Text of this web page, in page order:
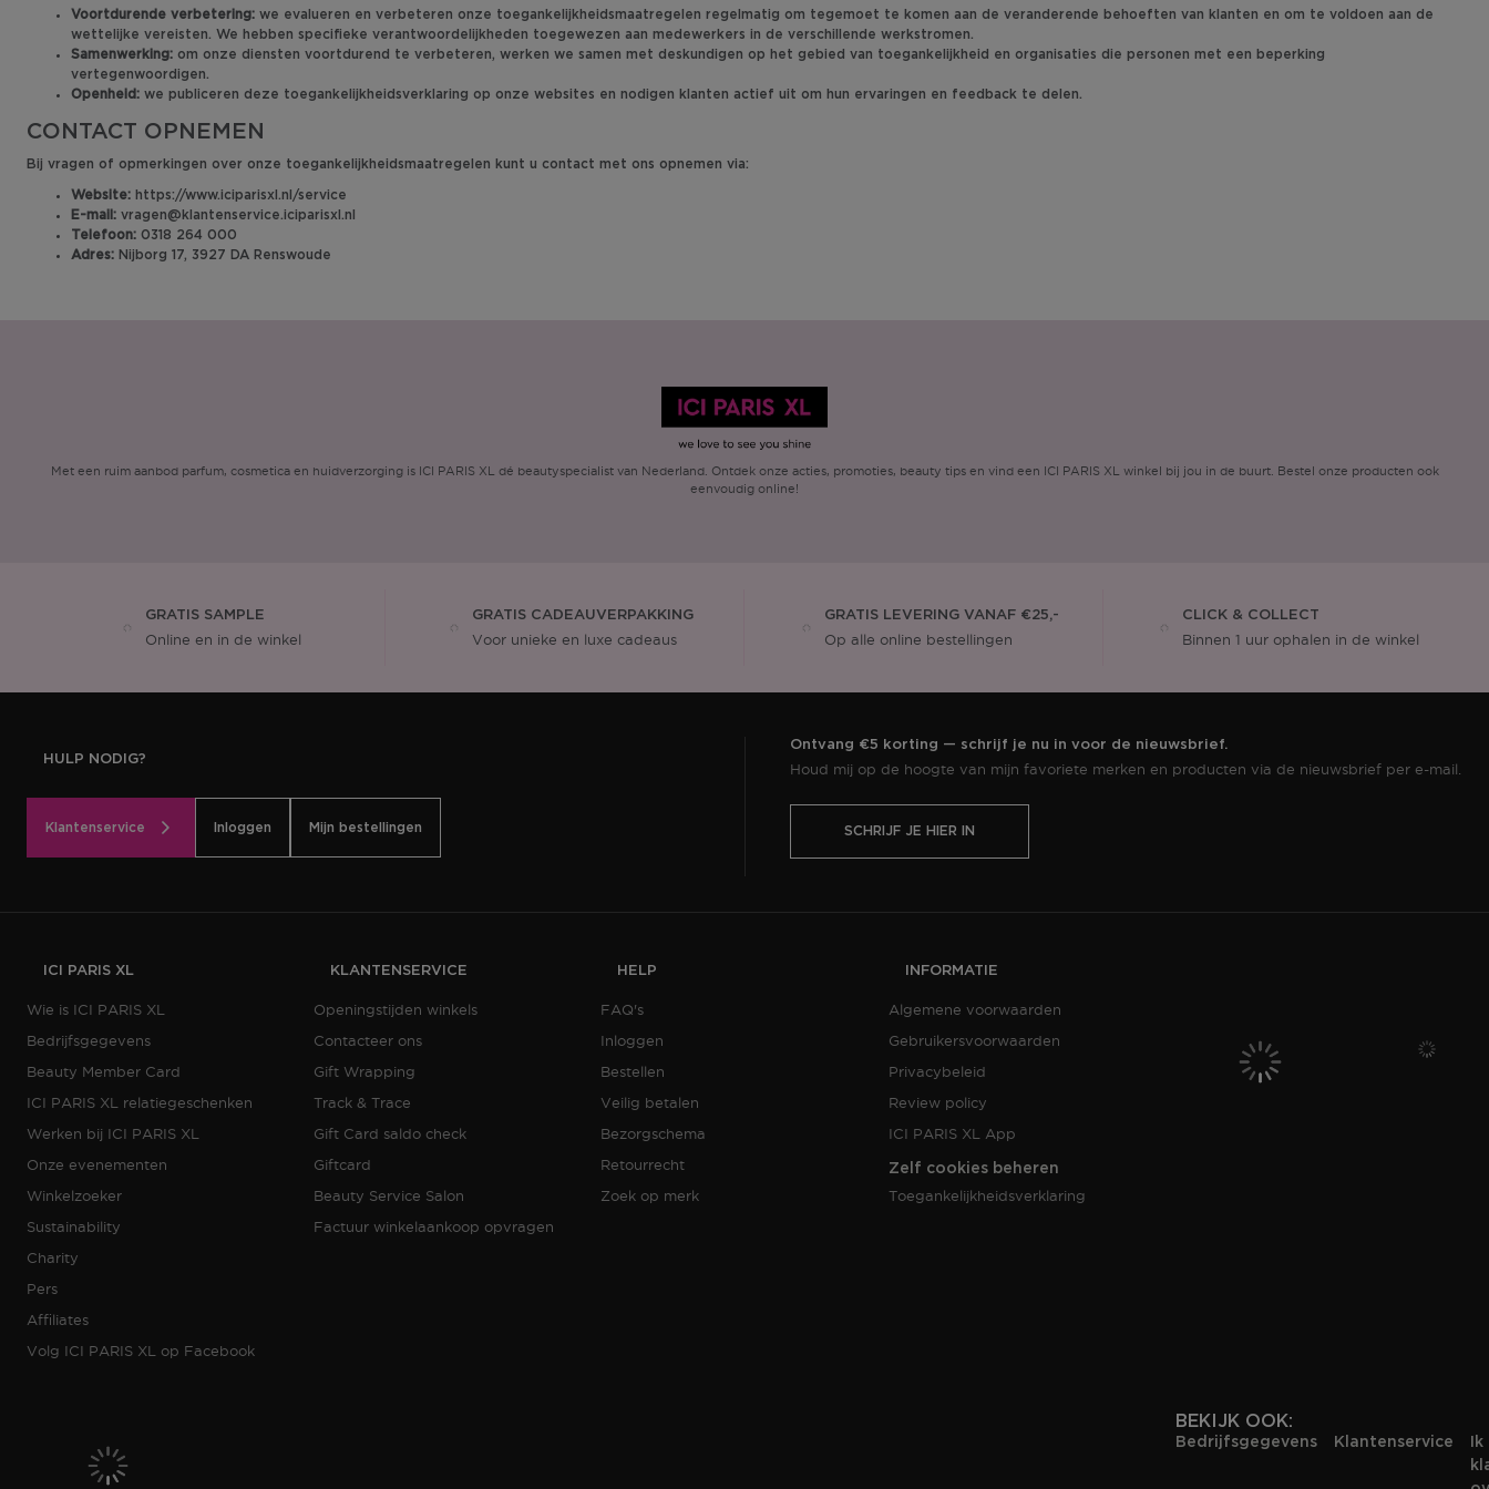
Voortdurende verbetering: we evalueren en verbeteren onze toegankelijkheidsmaatregelen regelmatig om tegemoet te komen aan de veranderende behoeften van klanten en om te voldoen aan de
wettelijke vereisten. We hebben specifieke verantwoordelijkheden toegewezen aan medewerkers in de verschillende werkstromen.
Samenwerking: om onze diensten voortdurend te verbeteren, werken we samen met deskundigen op het gebied van toegankelijkheid en organisaties die personen met een beperking
vertegenwoordigen.
Openheid: we publiceren deze toegankelijkheidsverklaring op onze websites en nodigen klanten actief uit om hun ervaringen en feedback te delen.
CONTACT OPNEMEN
Bij vragen of opmerkingen over onze toegankelijkheidsmaatregelen kunt u contact met ons opnemen via:
Website: https://www.iciparisxl.nl/service
E-mail: vragen@klantenservice.iciparisxl.nl
Telefoon: 0318 264 000
Adres: Nijborg 17, 3927 DA Renswoude
Met een ruim aanbod parfum, cosmetica en huidverzorging is ICI PARIS XL dé beautyspecialist van Nederland. Ontdek onze acties, promoties, beauty tips en vind een ICI PARIS XL winkel bij jou in de buurt. Bestel onze producten ook
eenvoudig online!
GRATIS SAMPLE
Online en in de winkel
GRATIS CADEAUVERPAKKING
Voor unieke en luxe cadeaus
GRATIS LEVERING VANAF €25,-
Op alle online bestellingen
CLICK & COLLECT
Binnen 1 uur ophalen in de winkel
HULP NODIG?
Klantenservice Inloggen Mijn bestellingen
Ontvang €5 korting — schrijf je nu in voor de nieuwsbrief.
Houd mij op de hoogte van mijn favoriete merken en producten via de nieuwsbrief per e-mail.
SCHRIJF JE HIER IN
ICI PARIS XL
Wie is ICI PARIS XL
Bedrijfsgegevens
Beauty Member Card
ICI PARIS XL relatiegeschenken
Werken bij ICI PARIS XL
Onze evenementen
Winkelzoeker
Sustainability
Charity
Pers
Affiliates
Volg ICI PARIS XL op Facebook
KLANTENSERVICE
Openingstijden winkels
Contacteer ons
Gift Wrapping
Track & Trace
Gift Card saldo check
Giftcard
Beauty Service Salon
Factuur winkelaankoop opvragen
HELP
FAQ's
Inloggen
Bestellen
Veilig betalen
Bezorgschema
Retourrecht
Zoek op merk
INFORMATIE
Algemene voorwaarden
Gebruikersvoorwaarden
Privacybeleid
Review policy
ICI PARIS XL App
Zelf cookies beheren
Toegankelijkheidsverklaring
BEKIJK OOK:
Bedrijfsgegevens Klantenservice